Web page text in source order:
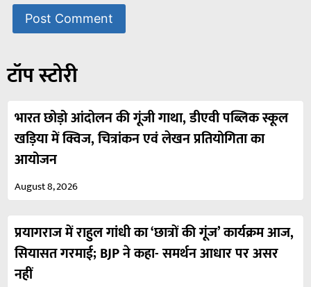
टॉप स्टोरी
भारत छोड़ो आंदोलन की गूंजी गाथा, डीएवी पब्लिक स्कूल
खड़िया में क्विज, चित्रांकन एवं लेखन प्रतियोगिता का
आयोजन
August 8, 2026
प्रयागराज में राहुल गांधी का ‘छात्रों की गूंज’ कार्यक्रम आज,
सियासत गरमाई; BJP ने कहा- समर्थन आधार पर असर
नहीं